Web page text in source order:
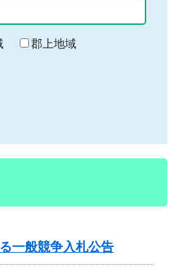
郡上地域
一般競争入札公告